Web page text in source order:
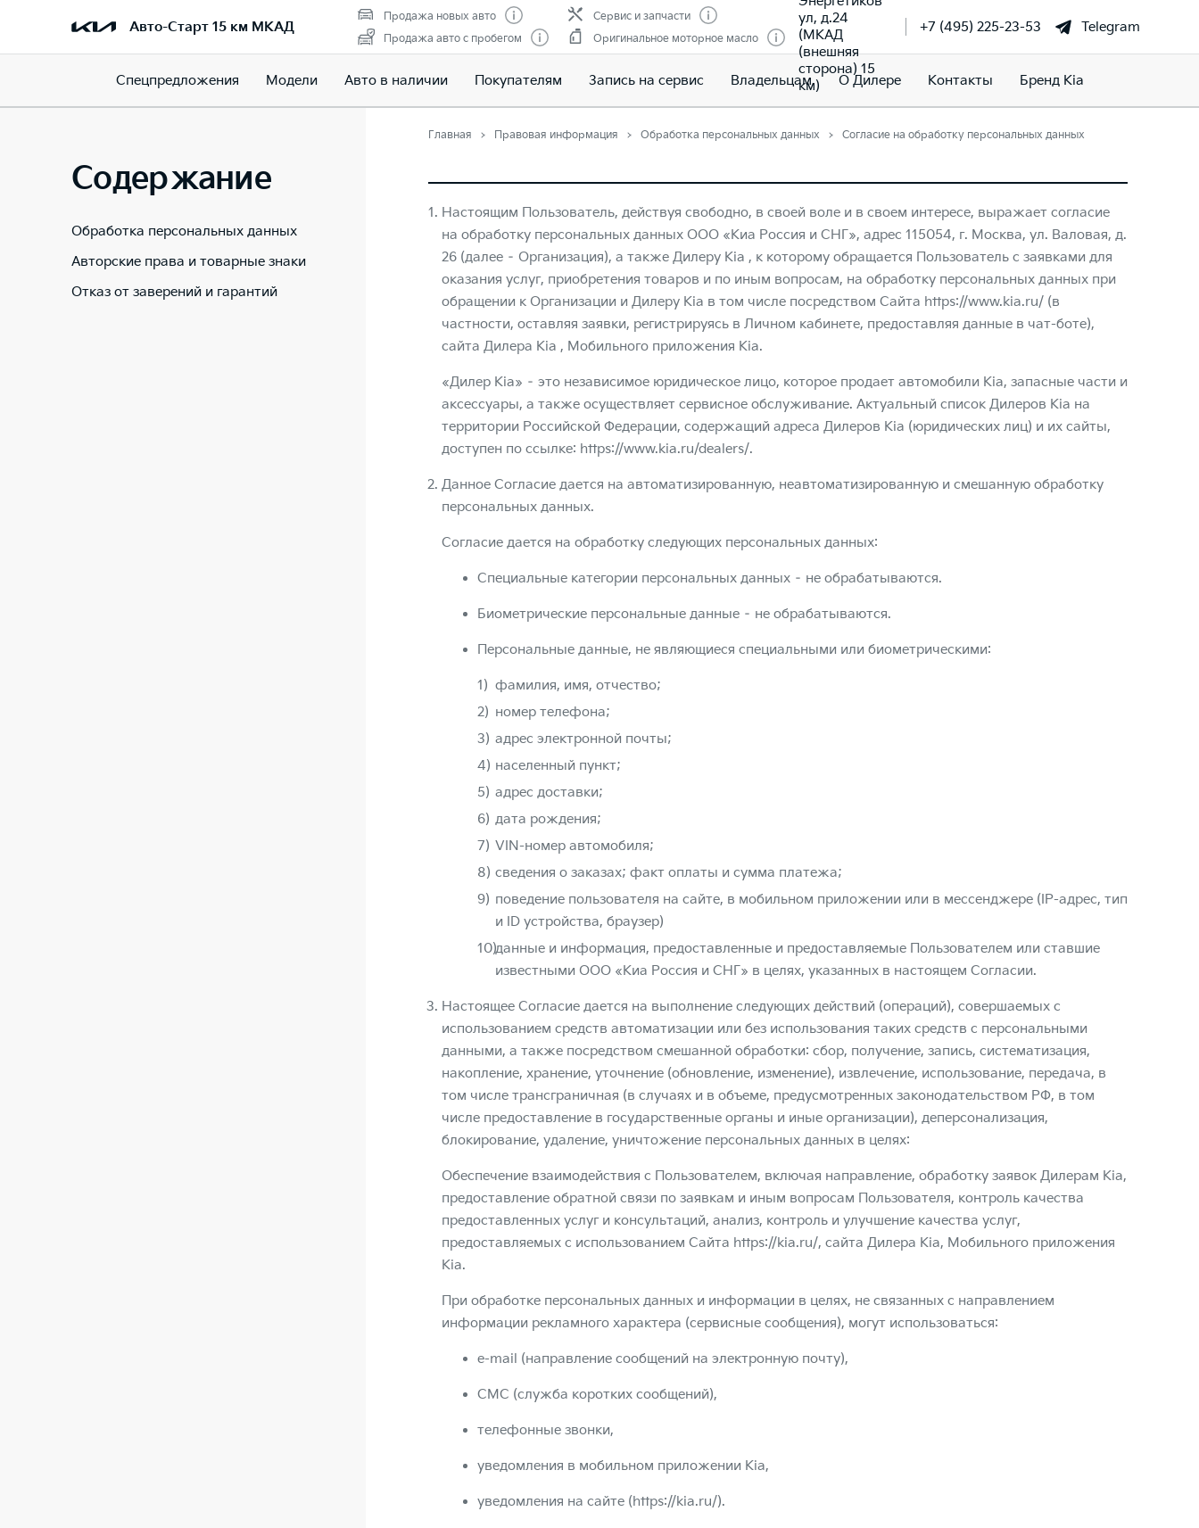
Авто-Старт 15 км МКАД
Продажа новых авто
Продажа авто с пробегом
Сервис и запчасти
Оригинальное моторное масло
ул, д.24
(МКАД
(внешняя
сторона) 15
км)
+7 (495) 225-23-53 Telegram
Спецпредложения Модели Авто в наличии Покупателям Запись на сервис Владельцам О Дилере Контакты Бренд Kia
Содержание
Обработка персональных данных
Авторские права и товарные знаки
Отказ от заверений и гарантий
Главная Правовая информация Обработка персональных данных Согласие на обработку персональных данных
Настоящим Пользователь, действуя свободно, в своей воле и в своем интересе, выражает согласие
на обработку персональных данных ООО «Киа Россия и СНГ», адрес 115054, г. Москва, ул. Валовая, д.
26 (далее – Организация), а также Дилеру Kia , к которому обращается Пользователь с заявками для
оказания услуг, приобретения товаров и по иным вопросам, на обработку персональных данных при
обращении к Организации и Дилеру Kia в том числе посредством Сайта https://www.kia.ru/ (в
частности, оставляя заявки, регистрируясь в Личном кабинете, предоставляя данные в чат-боте),
сайта Дилера Kia , Мобильного приложения Kia.
«Дилер Kia» – это независимое юридическое лицо, которое продает автомобили Kia, запасные части и
аксессуары, а также осуществляет сервисное обслуживание. Актуальный список Дилеров Kia на
территории Российской Федерации, содержащий адреса Дилеров Kia (юридических лиц) и их сайты,
доступен по ссылке: https://www.kia.ru/dealers/.
Данное Согласие дается на автоматизированную, неавтоматизированную и смешанную обработку
персональных данных.
Согласие дается на обработку следующих персональных данных:
Специальные категории персональных данных – не обрабатываются.
Биометрические персональные данные – не обрабатываются.
Персональные данные, не являющиеся специальными или биометрическими:
фамилия, имя, отчество;
номер телефона;
адрес электронной почты;
населенный пункт;
адрес доставки;
дата рождения;
VIN-номер автомобиля;
сведения о заказах; факт оплаты и сумма платежа;
поведение пользователя на сайте, в мобильном приложении или в мессенджере (IP-адрес, тип
и ID устройства, браузер)
данные и информация, предоставленные и предоставляемые Пользователем или ставшие
известными ООО «Киа Россия и СНГ» в целях, указанных в настоящем Согласии.
Настоящее Согласие дается на выполнение следующих действий (операций), совершаемых с
использованием средств автоматизации или без использования таких средств с персональными
данными, а также посредством смешанной обработки: сбор, получение, запись, систематизация,
накопление, хранение, уточнение (обновление, изменение), извлечение, использование, передача, в
том числе трансграничная (в случаях и в объеме, предусмотренных законодательством РФ, в том
числе предоставление в государственные органы и иные организации), деперсонализация,
блокирование, удаление, уничтожение персональных данных в целях:
Обеспечение взаимодействия с Пользователем, включая направление, обработку заявок Дилерам Kia,
предоставление обратной связи по заявкам и иным вопросам Пользователя, контроль качества
предоставленных услуг и консультаций, анализ, контроль и улучшение качества услуг,
предоставляемых с использованием Сайта https://kia.ru/, сайта Дилера Kia, Мобильного приложения
Kia.
При обработке персональных данных и информации в целях, не связанных с направлением
информации рекламного характера (сервисные сообщения), могут использоваться:
e-mail (направление сообщений на электронную почту),
СМС (служба коротких сообщений),
телефонные звонки,
уведомления в мобильном приложении Kia,
уведомления на сайте (https://kia.ru/).